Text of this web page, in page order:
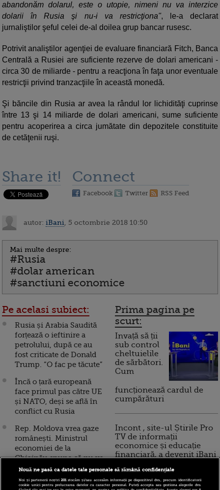
abandonăm dolarul, este o utopie, nimeni nu va interzice
dolarii în Rusia şi nu-i va restricţiona", le-a declarat
jurnaliştilor şeful celei de-al doilea grup bancar rusesc.
Potrivit analiştilor agenţiei de evaluare financiară Fitch, Banca
Centrală a Rusiei are suficiente rezerve de dolari americani -
circa 30 de miliarde - pentru a reacţiona în faţa unor eventuale
restricţii privind tranzacţiile în această monedă.
Şi băncile din Rusia ar avea la rândul lor lichidităţi cuprinse
între 13 şi 14 miliarde de dolari americani, sume suficiente
pentru acoperirea a circa jumătate din depozitele constituite
de cetăţenii ruşi.
Share it! Connect
Facebook Twitter RSS Feed
autor: iBani , 5 octombrie 2018 10:50
Mai multe despre:
#Rusia
#dolar american
#sanctiuni economice
Pe acelasi subiect:
Rusia și Arabia Saudită
forțează o ieftinire a
petrolului, după ce au
fost criticate de Donald
Trump. “O fac pe tăcute”
Încă o țară europeană
face primul pas către UE
și NATO, deși se află în
conflict cu Rusia
Rep. Moldova vrea gaze
românești. Ministrul
economiei de la
Chișinău spune că nu va
negocia un nou acord cu
rușii de la Gazprom
Prima pagina pe
scurt:
Invață să ții
sub control
cheltuielile
de sărbători.
Cum
funcționează cardul de
cumpărături
Incont , site-ul Știrile Pro
TV de informații
economice și educație
financiară, a devenit iBani
10 reguli pentru decizii
Nouă ne pasă ca datele tale personale să rămână confidențiale
Noi și partenerii noștri201stocăm și/sau accesăm informații pe dispozitivul dvs., precum identificatorii
cookie unici pentru prelucrarea datelor cu caracter personal. Puteți accepta sau gestiona alegerile dvs.